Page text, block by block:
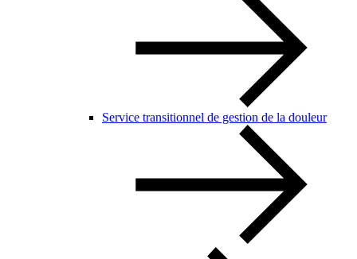
Service transitionnel de gestion de la douleur